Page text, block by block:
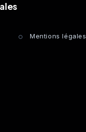
Mentions légales